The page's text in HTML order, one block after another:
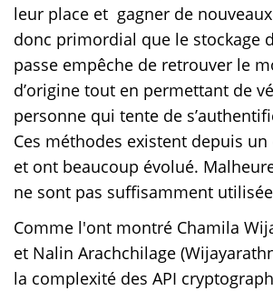
leur place et gagner de
donc primordial que le stockage
passe empêche de retrouver le
d’origine tout en permettant de
personne qui tente de
Ces méthodes existent depuis
et ont beaucoup évolué.
ne sont pas suffisamment
Comme l'ont montré Chamila
et Nalin Arachchilage
la complexité des API